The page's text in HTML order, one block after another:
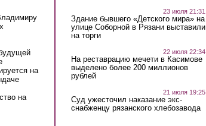
на
на
23 июля 21:31
Здание бывшего «Детского мира» на
улице Соборной в Рязани выставили
на торги
22 июля 22:34
На реставрацию мечети в Касимове
выделено более 200 миллионов
рублей
21 июля 19:25
Суд ужесточил наказание экс-
снабженцу рязанского хлебозавода